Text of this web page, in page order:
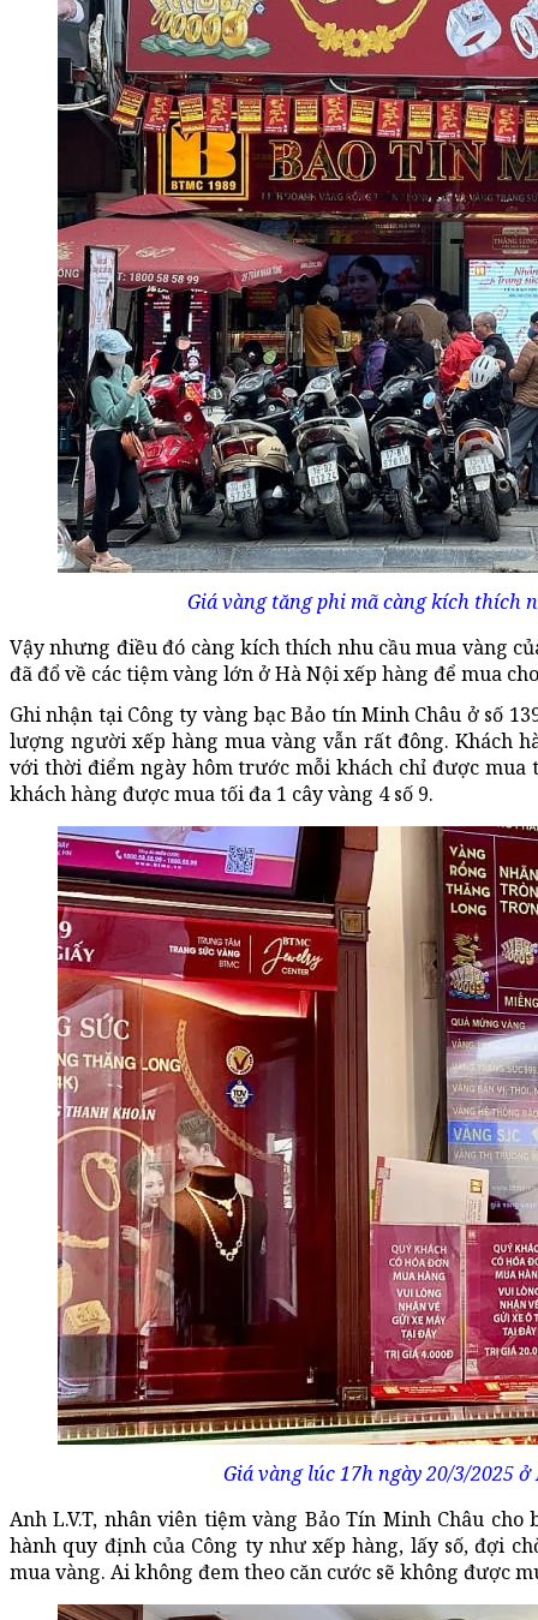
Giá vàng tăng phi mã càng kích thích
Vậy nhưng điều đó càng kích thích nhu cầu mua vàng
đã đổ về các tiệm vàng lớn ở Hà Nội xếp hàng để mua
Ghi nhận tại Công ty vàng bạc Bảo tín Minh Châu ở số
lượng người xếp hàng mua vàng vẫn rất đông. Khách
với thời điểm ngày hôm trước mỗi khách chỉ được mua
khách hàng được mua tối đa 1 cây vàng 4 số 9.
Giá vàng lúc 17h ngày 20/3/2025
Anh L.V.T, nhân viên tiệm vàng Bảo Tín Minh Châu
hành quy định của Công ty như xếp hàng, lấy số, đợi
mua vàng. Ai không đem theo căn cước sẽ không được